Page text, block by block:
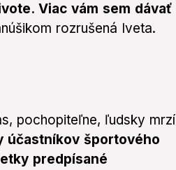
Viac vám sem dávať
rozrušená Iveta.
pochopiteľne, ľudsky mrzí
účastníkov športového
predpísané